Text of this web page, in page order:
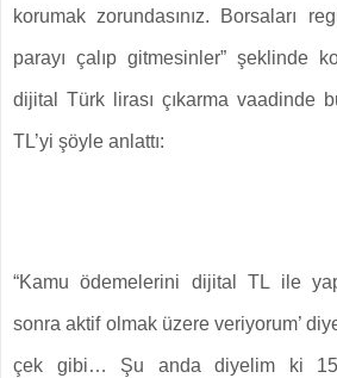
korumak zorundasınız. Borsaları
parayı çalıp gitmesinler” şeklinde
dijital Türk lirası çıkarma vaadinde
TL’yi şöyle anlattı:
“Kamu ödemelerini dijital TL ile
sonra aktif olmak üzere veriyorum’
çek gibi… Şu anda diyelim ki